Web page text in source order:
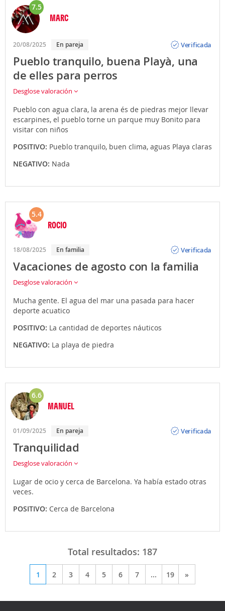
7.5
MARC
20/08/2025 En pareja
Verificada
Pueblo tranquilo, buena Playà, una
de elles para perros
Desglose valoración
Pueblo con agua clara, la arena és de piedras mejor llevar
escarpines, el pueblo torne un parque muy Bonito para
visitar con niños
POSITIVO: Pueblo tranquilo, buen clima, aguas Playa claras
NEGATIVO: Nada
5.4
ROCIO
18/08/2025 En familia
Verificada
Vacaciones de agosto con la familia
Desglose valoración
Mucha gente. El agua del mar una pasada para hacer
deporte acuatico
POSITIVO: La cantidad de deportes náuticos
NEGATIVO: La playa de piedra
6.6
MANUEL
01/09/2025 En pareja
Verificada
Tranquilidad
Desglose valoración
Lugar de ocio y cerca de Barcelona. Ya había estado otras
veces.
POSITIVO: Cerca de Barcelona
Total resultados: 187
1 2 3 4 5 6 7 ... 19 »